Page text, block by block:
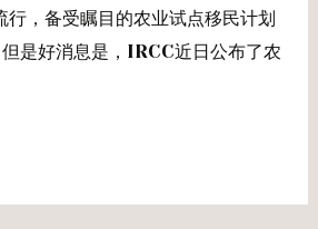
，备受瞩目的农业试点移民计划
是好消息是，IRCC近日公布了农